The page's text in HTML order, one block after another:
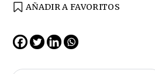
AÑADIR A FAVORITOS